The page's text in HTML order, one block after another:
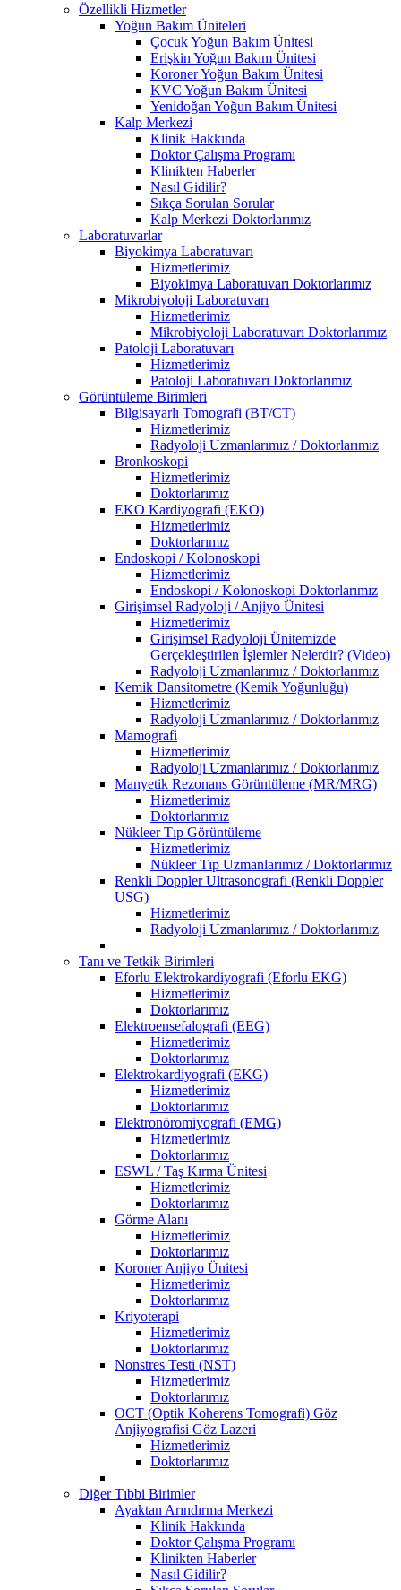
Özellikli Hizmetler
Yoğun Bakım Üniteleri
Çocuk Yoğun Bakım Ünitesi
Erişkin Yoğun Bakım Ünitesi
Koroner Yoğun Bakım Ünitesi
KVC Yoğun Bakım Ünitesi
Yenidoğan Yoğun Bakım Ünitesi
Kalp Merkezi
Klinik Hakkında
Doktor Çalışma Programı
Klinikten Haberler
Nasıl Gidilir?
Sıkça Sorulan Sorular
Kalp Merkezi Doktorlarımız
Laboratuvarlar
Biyokimya Laboratuvarı
Hizmetlerimiz
Biyokimya Laboratuvarı Doktorlarımız
Mikrobiyoloji Laboratuvarı
Hizmetlerimiz
Mikrobiyoloji Laboratuvarı Doktorlarımız
Patoloji Laboratuvarı
Hizmetlerimiz
Patoloji Laboratuvarı Doktorlarımız
Görüntüleme Birimleri
Bilgisayarlı Tomografi (BT/CT)
Hizmetlerimiz
Radyoloji Uzmanlarımız / Doktorlarımız
Bronkoskopi
Hizmetlerimiz
Doktorlarımız
EKO Kardiyografi (EKO)
Hizmetlerimiz
Doktorlarımız
Endoskopi / Kolonoskopi
Hizmetlerimiz
Endoskopi / Kolonoskopi Doktorlarımız
Girişimsel Radyoloji / Anjiyo Ünitesi
Hizmetlerimiz
Girişimsel Radyoloji Ünitemizde
Gerçekleştirilen İşlemler Nelerdir? (Video)
Radyoloji Uzmanlarımız / Doktorlarımız
Kemik Dansitometre (Kemik Yoğunluğu)
Hizmetlerimiz
Radyoloji Uzmanlarımız / Doktorlarımız
Mamografi
Hizmetlerimiz
Radyoloji Uzmanlarımız / Doktorlarımız
Manyetik Rezonans Görüntüleme (MR/MRG)
Hizmetlerimiz
Doktorlarımız
Nükleer Tıp Görüntüleme
Hizmetlerimiz
Nükleer Tıp Uzmanlarımız / Doktorlarımız
Renkli Doppler Ultrasonografi (Renkli Doppler
USG)
Hizmetlerimiz
Radyoloji Uzmanlarımız / Doktorlarımız
Tanı ve Tetkik Birimleri
Eforlu Elektrokardiyografi (Eforlu EKG)
Hizmetlerimiz
Doktorlarımız
Elektroensefalografi (EEG)
Hizmetlerimiz
Doktorlarımız
Elektrokardiyografi (EKG)
Hizmetlerimiz
Doktorlarımız
Elektronöromiyografi (EMG)
Hizmetlerimiz
Doktorlarımız
ESWL / Taş Kırma Ünitesi
Hizmetlerimiz
Doktorlarımız
Görme Alanı
Hizmetlerimiz
Doktorlarımız
Koroner Anjiyo Ünitesi
Hizmetlerimiz
Doktorlarımız
Kriyoterapi
Hizmetlerimiz
Doktorlarımız
Nonstres Testi (NST)
Hizmetlerimiz
Doktorlarımız
OCT (Optik Koherens Tomografi) Göz
Anjiyografisi Göz Lazeri
Hizmetlerimiz
Doktorlarımız
Diğer Tıbbi Birimler
Ayaktan Arındırma Merkezi
Klinik Hakkında
Doktor Çalışma Programı
Klinikten Haberler
Nasıl Gidilir?